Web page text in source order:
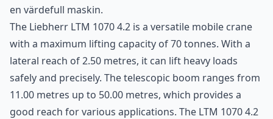
en värdefull maskin.
The Liebherr LTM 1070 4.2 is a versatile mobile crane
with a maximum lifting capacity of 70 tonnes. With a
lateral reach of 2.50 metres, it can lift heavy loads
safely and precisely. The telescopic boom ranges from
11.00 metres up to 50.00 metres, which provides a
good reach for various applications. The LTM 1070 4.2